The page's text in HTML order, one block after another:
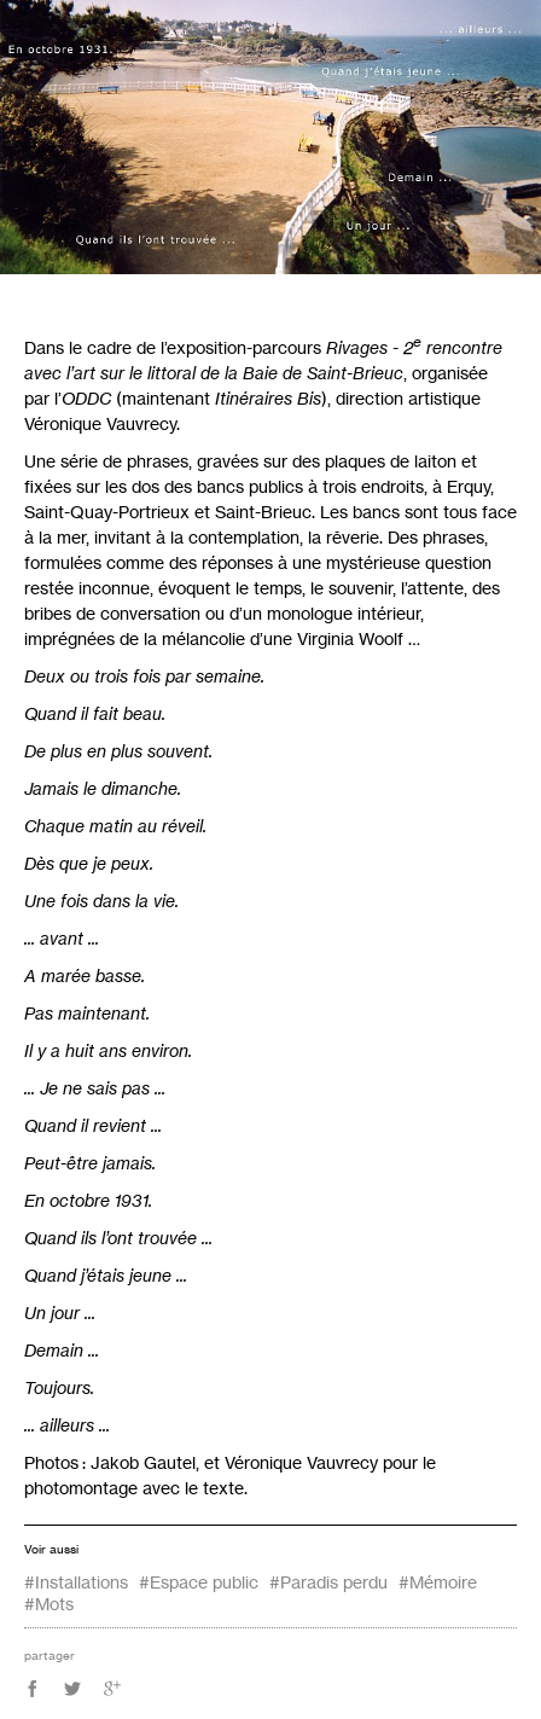
Dans le cadre de l’exposition-parcours Rivages - 2e rencontre
avec l’art sur le littoral de la Baie de Saint-Brieuc , organisée
par l’ODDC(maintenant Itinéraires Bis), direction artistique
Véronique Vauvrecy.
Une série de phrases, gravées sur des plaques de laiton et
fixées sur les dos des bancs publics à trois endroits, à Erquy,
Saint-Quay-Portrieux et Saint-Brieuc. Les bancs sont tous face
à la mer, invitant à la contemplation, la rêverie. Des phrases,
formulées comme des réponses à une mystérieuse question
restée inconnue, évoquent le temps, le souvenir, l’attente, des
bribes de conversation ou d’un monologue intérieur,
imprégnées de la mélancolie d’une Virginia Woolf …
Deux ou trois fois par semaine.
Quand il fait beau.
De plus en plus souvent.
Jamais le dimanche.
Chaque matin au réveil.
Dès que je peux.
Une fois dans la vie.
... avant ...
A marée basse.
Pas maintenant.
Il y a huit ans environ.
... Je ne sais pas ...
Quand il revient ...
Peut-être jamais.
En octobre 1931.
Quand ils l’ont trouvée ...
Quand j’étais jeune ...
Un jour ...
Demain ...
Toujours.
... ailleurs ...
Photos : Jakob Gautel, et Véronique Vauvrecy pour le
photomontage avec le texte.
Voir aussi
#Installations #Espace public #Paradis perdu #Mémoire
#Mots
partager